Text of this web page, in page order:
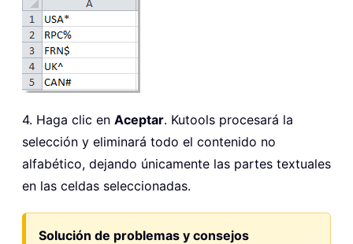
4. Haga clic en Aceptar. Kutools procesará la
selección y eliminará todo el contenido no
alfabético, dejando únicamente las partes textuales
en las celdas seleccionadas.
Solución de problemas y consejos